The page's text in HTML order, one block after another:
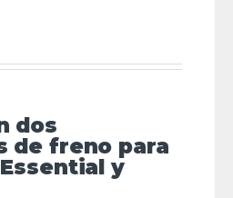
dos
de freno para
y